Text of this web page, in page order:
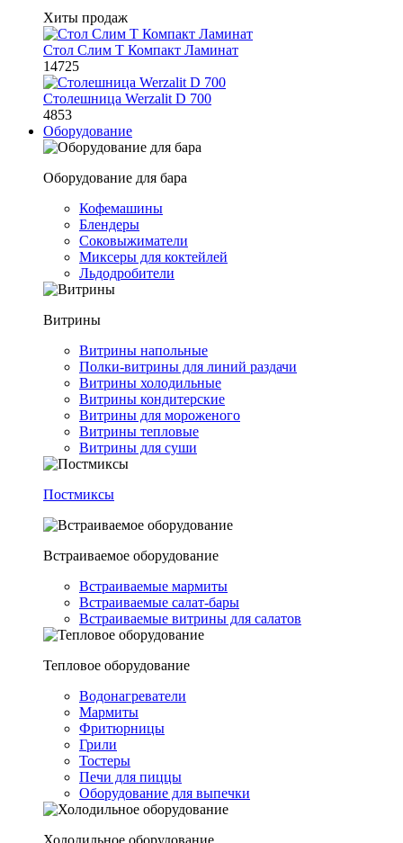
Хиты продаж
Стол Слим Т Компакт Ламинат
14725
Столешница Werzalit D 700
4853
Оборудование
Оборудование для бара
Кофемашины
Блендеры
Соковыжиматели
Миксеры для коктейлей
Льдодробители
Витрины
Витрины напольные
Полки-витрины для линий раздачи
Витрины холодильные
Витрины кондитерские
Витрины для мороженого
Витрины тепловые
Витрины для суши
Постмиксы
Встраиваемое оборудование
Встраиваемые мармиты
Встраиваемые салат-бары
Встраиваемые витрины для салатов
Тепловое оборудование
Водонагреватели
Мармиты
Фритюрницы
Грили
Тостеры
Печи для пиццы
Оборудование для выпечки
Холодильное оборудование